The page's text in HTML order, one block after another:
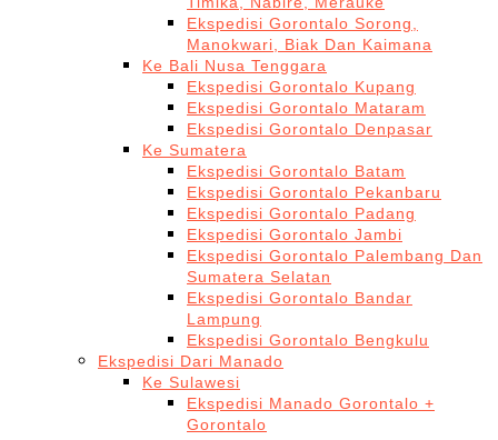
Ekspedisi Gorontalo Sorong,
Manokwari, Biak Dan Kaimana
Ke Bali Nusa Tenggara
Ekspedisi Gorontalo Kupang
Ekspedisi Gorontalo Mataram
Ekspedisi Gorontalo Denpasar
Ke Sumatera
Ekspedisi Gorontalo Batam
Ekspedisi Gorontalo Pekanbaru
Ekspedisi Gorontalo Padang
Ekspedisi Gorontalo Jambi
Ekspedisi Gorontalo Palembang Dan
Sumatera Selatan
Ekspedisi Gorontalo Bandar
Lampung
Ekspedisi Gorontalo Bengkulu
Ekspedisi Dari Manado
Ke Sulawesi
Ekspedisi Manado Gorontalo +
Gorontalo